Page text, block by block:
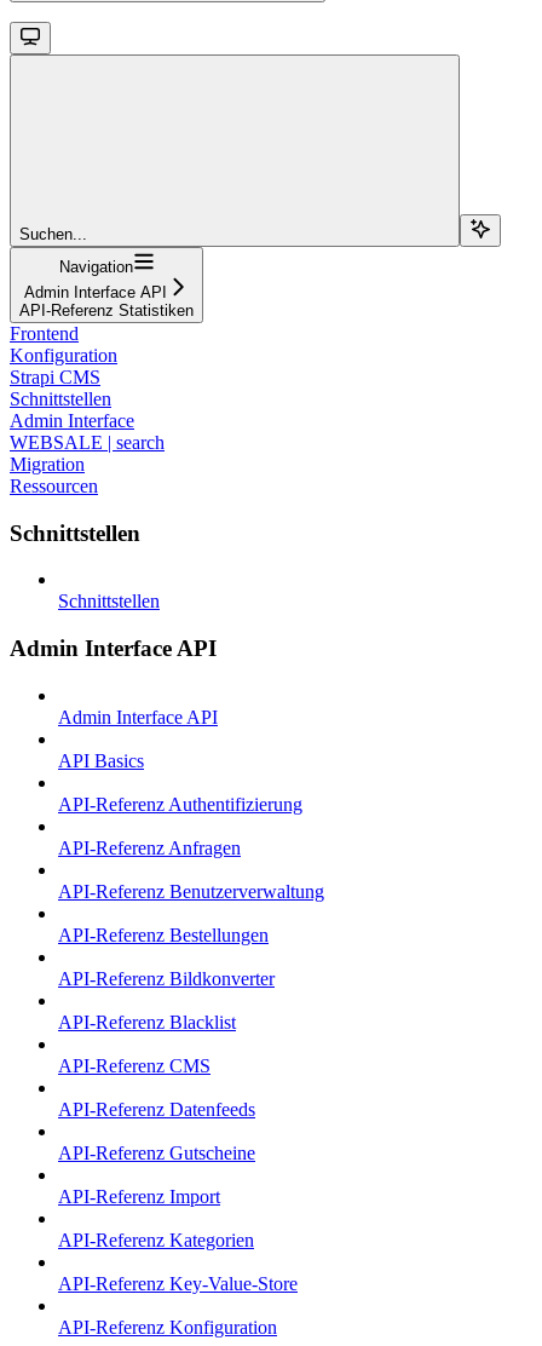
Suchen...
Navigation
Admin Interface API
API-Referenz Statistiken
Frontend
Konfiguration
Strapi CMS
Schnittstellen
Admin Interface
WEBSALE | search
Migration
Ressourcen
Schnittstellen
Schnittstellen
Admin Interface API
Admin Interface API
API Basics
API-Referenz Authentifizierung
API-Referenz Anfragen
API-Referenz Benutzerverwaltung
API-Referenz Bestellungen
API-Referenz Bildkonverter
API-Referenz Blacklist
API-Referenz CMS
API-Referenz Datenfeeds
API-Referenz Gutscheine
API-Referenz Import
API-Referenz Kategorien
API-Referenz Key-Value-Store
API-Referenz Konfiguration